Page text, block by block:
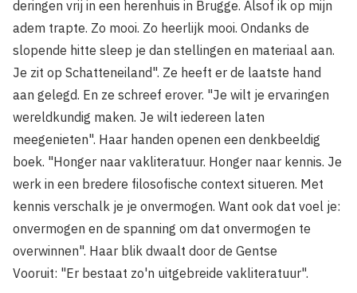
deringen vrij in een herenhuis in Brugge. Alsof ik op mijn
adem trapte. Zo mooi. Zo heerlijk mooi. Ondanks de
slopende hitte sleep je dan stellingen en materiaal aan.
Je zit op Schatteneiland". Ze heeft er de laatste hand
aan gelegd. En ze schreef erover. "Je wilt je ervaringen
wereldkundig maken. Je wilt iedereen laten
meegenieten". Haar handen openen een denkbeeldig
boek. "Honger naar vakliteratuur. Honger naar kennis. Je
werk in een bredere filosofische context situeren. Met
kennis verschalk je je onvermogen. Want ook dat voel je:
onvermogen en de spanning om dat onvermogen te
overwinnen". Haar blik dwaalt door de Gentse
Vooruit: "Er bestaat zo'n uitgebreide vakliteratuur".